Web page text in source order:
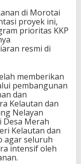
di Morotai
proyek ini,
prioritas KKP
resmi di
memberikan
pembangunan
dan
Kelautan dan
Nelayan
Desa Merah
Kelautan dan
agar seluruh
intensif oleh